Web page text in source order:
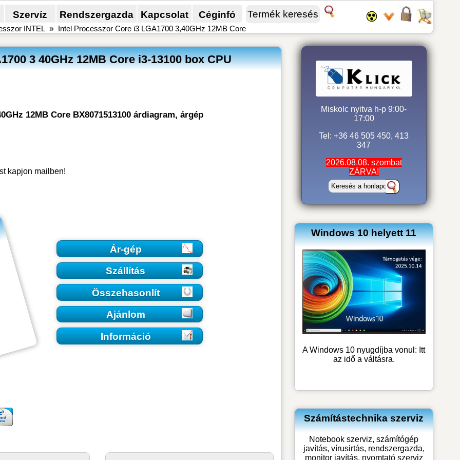
Szervíz Rendszergazda Kapcsolat Céginfó
INTEL» Intel Processzor Core i3 LGA1700 3,40GHz 12MB Core
3 40GHz 12MB Core i3-13100 box CPU
12MB Core BX8071513100 árdiagram, árgép
kapjon mailben!
Ár-gép
Szállítás
Összehasonlít
Ajánlom
Információ
Miskolc nyitva h-p 9:00-
17:00
Tel: +36 46 505 450, 413
347
2026.08.08. szombat
ZÁRVA!
Windows 10 helyett 11
A Windows 10 nyugdíjba vonul: Itt
az idő a váltásra.
Számítástechnika szerviz
Notebook szerviz, számítógép
javítás, vírusirtás, rendszergazda,
monitor javítás, nyomtató szerviz